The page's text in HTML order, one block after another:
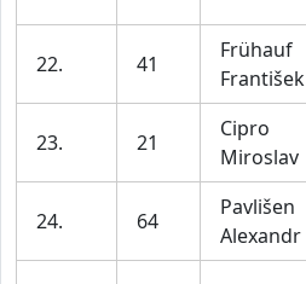
22. 41
Frühauf
František
23. 21
Cipro
Miroslav
24. 64
Pavlišen
Alexandr